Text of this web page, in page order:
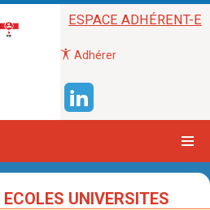
ESPACE ADHÉRENT-E
Adhérer
UNIVERSITES